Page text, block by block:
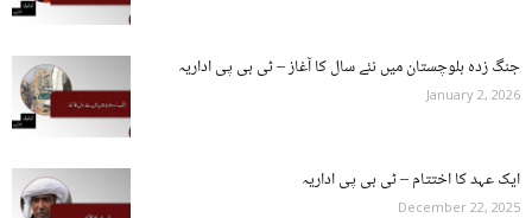
جنگ زدہ بلوچستان میں نئے سال کا آغاز – ٹی بی پی اداریہ
January 2, 2026
ایک عہد کا اختتام – ٹی بی پی اداریہ
December 22, 2025